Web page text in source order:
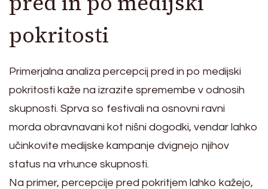
pokritosti
Primerjalna analiza percepcij pred in po medijski
pokritosti kaže na izrazite spremembe v odnosih
skupnosti. Sprva so festivali na osnovni ravni
morda obravnavani kot nišni dogodki, vendar lahko
učinkovite medijske kampanje dvignejo njihov
status na vrhunce skupnosti.
Na primer, percepcije pred pokritjem lahko kažejo,